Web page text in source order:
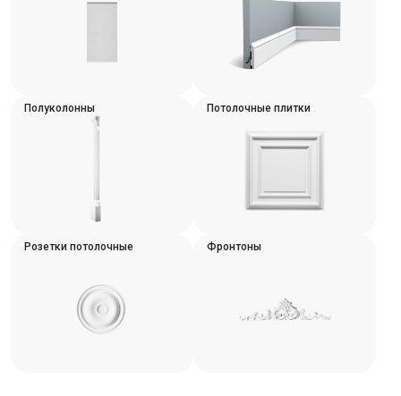
Полуколонны Потолочные плитки
Розетки потолочные Фронтоны
Инженерные системы
Инструменты
Малярный инструмент